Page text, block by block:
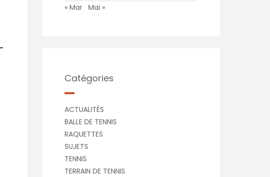
« Mar Mai »
Catégories
ACTUALITÉS
BALLE DE TENNIS
RAQUETTES
SUJETS
TENNIS
TERRAIN DE TENNIS